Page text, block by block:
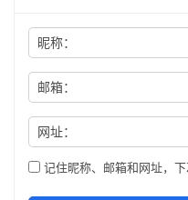
昵称：
邮箱：
网址：
记住昵称、邮箱和网址，